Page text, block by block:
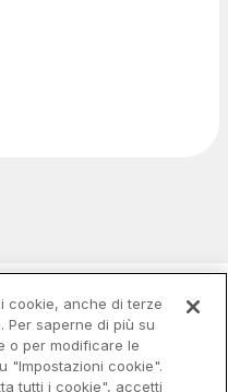
cookie, anche di terze
Per saperne di più su
o per modificare le
"Impostazioni cookie".
tutti i cookie", accetti